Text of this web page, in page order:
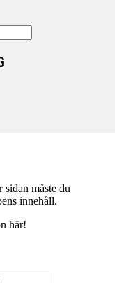
sidan måste du
innehåll.
här!